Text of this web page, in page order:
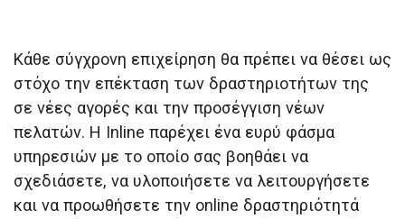
Κάθε σύγχρονη επιχείρηση θα πρέπει να θέσει ως
στόχο την επέκταση των δραστηριοτήτων της
σε νέες αγορές και την προσέγγιση νέων
πελατών. Η Inline παρέχει ένα ευρύ φάσμα
υπηρεσιών με το οποίο σας βοηθάει να
σχεδιάσετε, να υλοποιήσετε να λειτουργήσετε
και να προωθήσετε την online δραστηριότητά